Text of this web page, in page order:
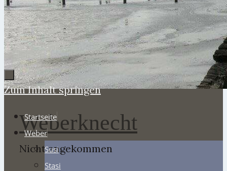
Weberknecht
Nicht angekommen
Zum Inhalt springen
Startseite
Weber
Susi
Stasi